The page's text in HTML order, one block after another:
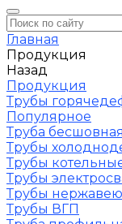
Главная
Продукция
Назад
Продукция
Трубы
Популярное
Труба
Трубы
Трубы
Трубы
Трубы
Трубы ВГП